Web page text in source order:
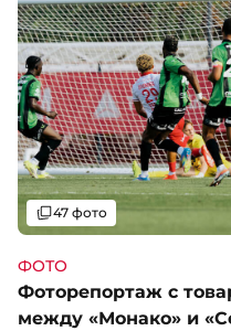
ФОТО
Фоторепортаж с
между «Монако» и
Галерея
47 фото